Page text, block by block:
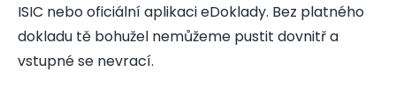
ISIC nebo oficiální aplikaci eDoklady. Bez platného
dokladu tě bohužel nemůžeme pustit dovnitř a
vstupné se nevrací.